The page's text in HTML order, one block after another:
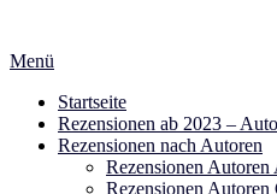
springen
Menü
Startseite
Rezensionen ab 2023 –
Rezensionen nach Autoren
Rezensionen Autoren
Rezensionen Autoren